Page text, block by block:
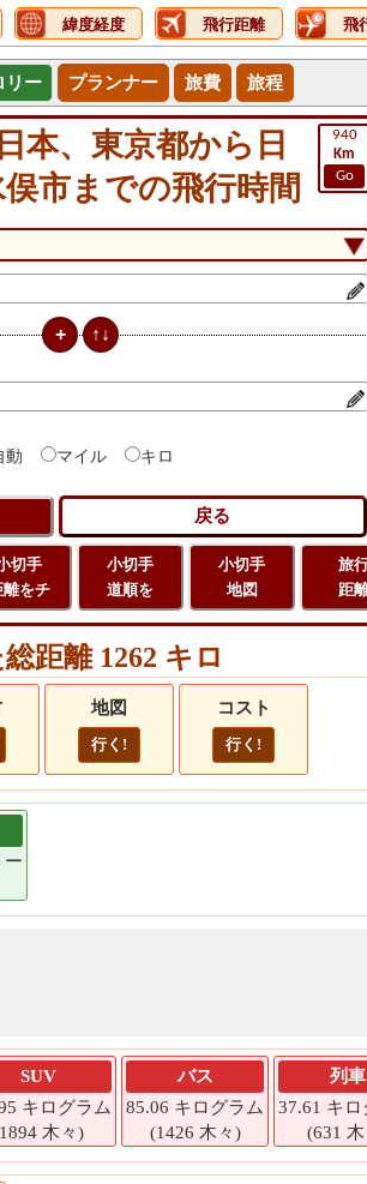
緯度経度 飛行距離 飛
リー プランナー 旅費 旅程
940
Km
Go
本、東京都から日
市までの飛行時間
動 マイル キロ
切手
離をチ
小切手
道順を
小切手
地図
旅
距
距離 1262 キロ
地図
行く!
コスト
行く!
ー
SUV
キログラム
木々)
バス
85.06 キログラム
(1426 木々)
列車
37.61 キロ
(631